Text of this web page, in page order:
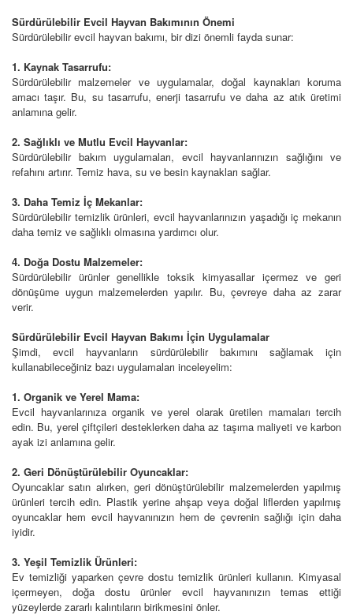
Sürdürülebilir Evcil Hayvan Bakımının Önemi
Sürdürülebilir evcil hayvan bakımı, bir dizi önemli fayda sunar:
1. Kaynak Tasarrufu:
Sürdürülebilir malzemeler ve uygulamalar, doğal kaynakları koruma
amacı taşır. Bu, su tasarrufu, enerji tasarrufu ve daha az atık üretimi
anlamına gelir.
2. Sağlıklı ve Mutlu Evcil Hayvanlar:
Sürdürülebilir bakım uygulamaları, evcil hayvanlarınızın sağlığını ve
refahını artırır. Temiz hava, su ve besin kaynakları sağlar.
3. Daha Temiz İç Mekanlar:
Sürdürülebilir temizlik ürünleri, evcil hayvanlarınızın yaşadığı iç mekanın
daha temiz ve sağlıklı olmasına yardımcı olur.
4. Doğa Dostu Malzemeler:
Sürdürülebilir ürünler genellikle toksik kimyasallar içermez ve geri
dönüşüme uygun malzemelerden yapılır. Bu, çevreye daha az zarar
verir.
Sürdürülebilir Evcil Hayvan Bakımı İçin Uygulamalar
Şimdi, evcil hayvanların sürdürülebilir bakımını sağlamak için
kullanabileceğiniz bazı uygulamaları inceleyelim:
1. Organik ve Yerel Mama:
Evcil hayvanlarınıza organik ve yerel olarak üretilen mamaları tercih
edin. Bu, yerel çiftçileri desteklerken daha az taşıma maliyeti ve karbon
ayak izi anlamına gelir.
2. Geri Dönüştürülebilir Oyuncaklar:
Oyuncaklar satın alırken, geri dönüştürülebilir malzemelerden yapılmış
ürünleri tercih edin. Plastik yerine ahşap veya doğal liflerden yapılmış
oyuncaklar hem evcil hayvanınızın hem de çevrenin sağlığı için daha
iyidir.
3. Yeşil Temizlik Ürünleri:
Ev temizliği yaparken çevre dostu temizlik ürünleri kullanın. Kimyasal
içermeyen, doğa dostu ürünler evcil hayvanınızın temas ettiği
yüzeylerde zararlı kalıntıların birikmesini önler.